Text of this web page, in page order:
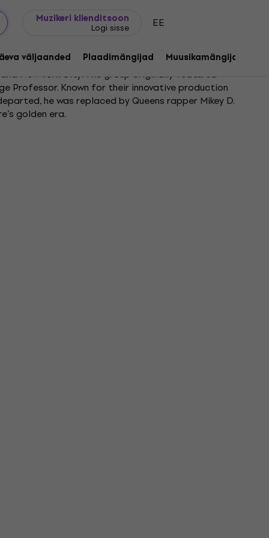
Muzikeri klienditsoon
Logi sisse EE
väljaanded Plaadimängijad Muusikamängijad
New York City. The group originally featured
Professor. Known for their innovative production
he was replaced by Queens rapper Mikey D.
golden era.